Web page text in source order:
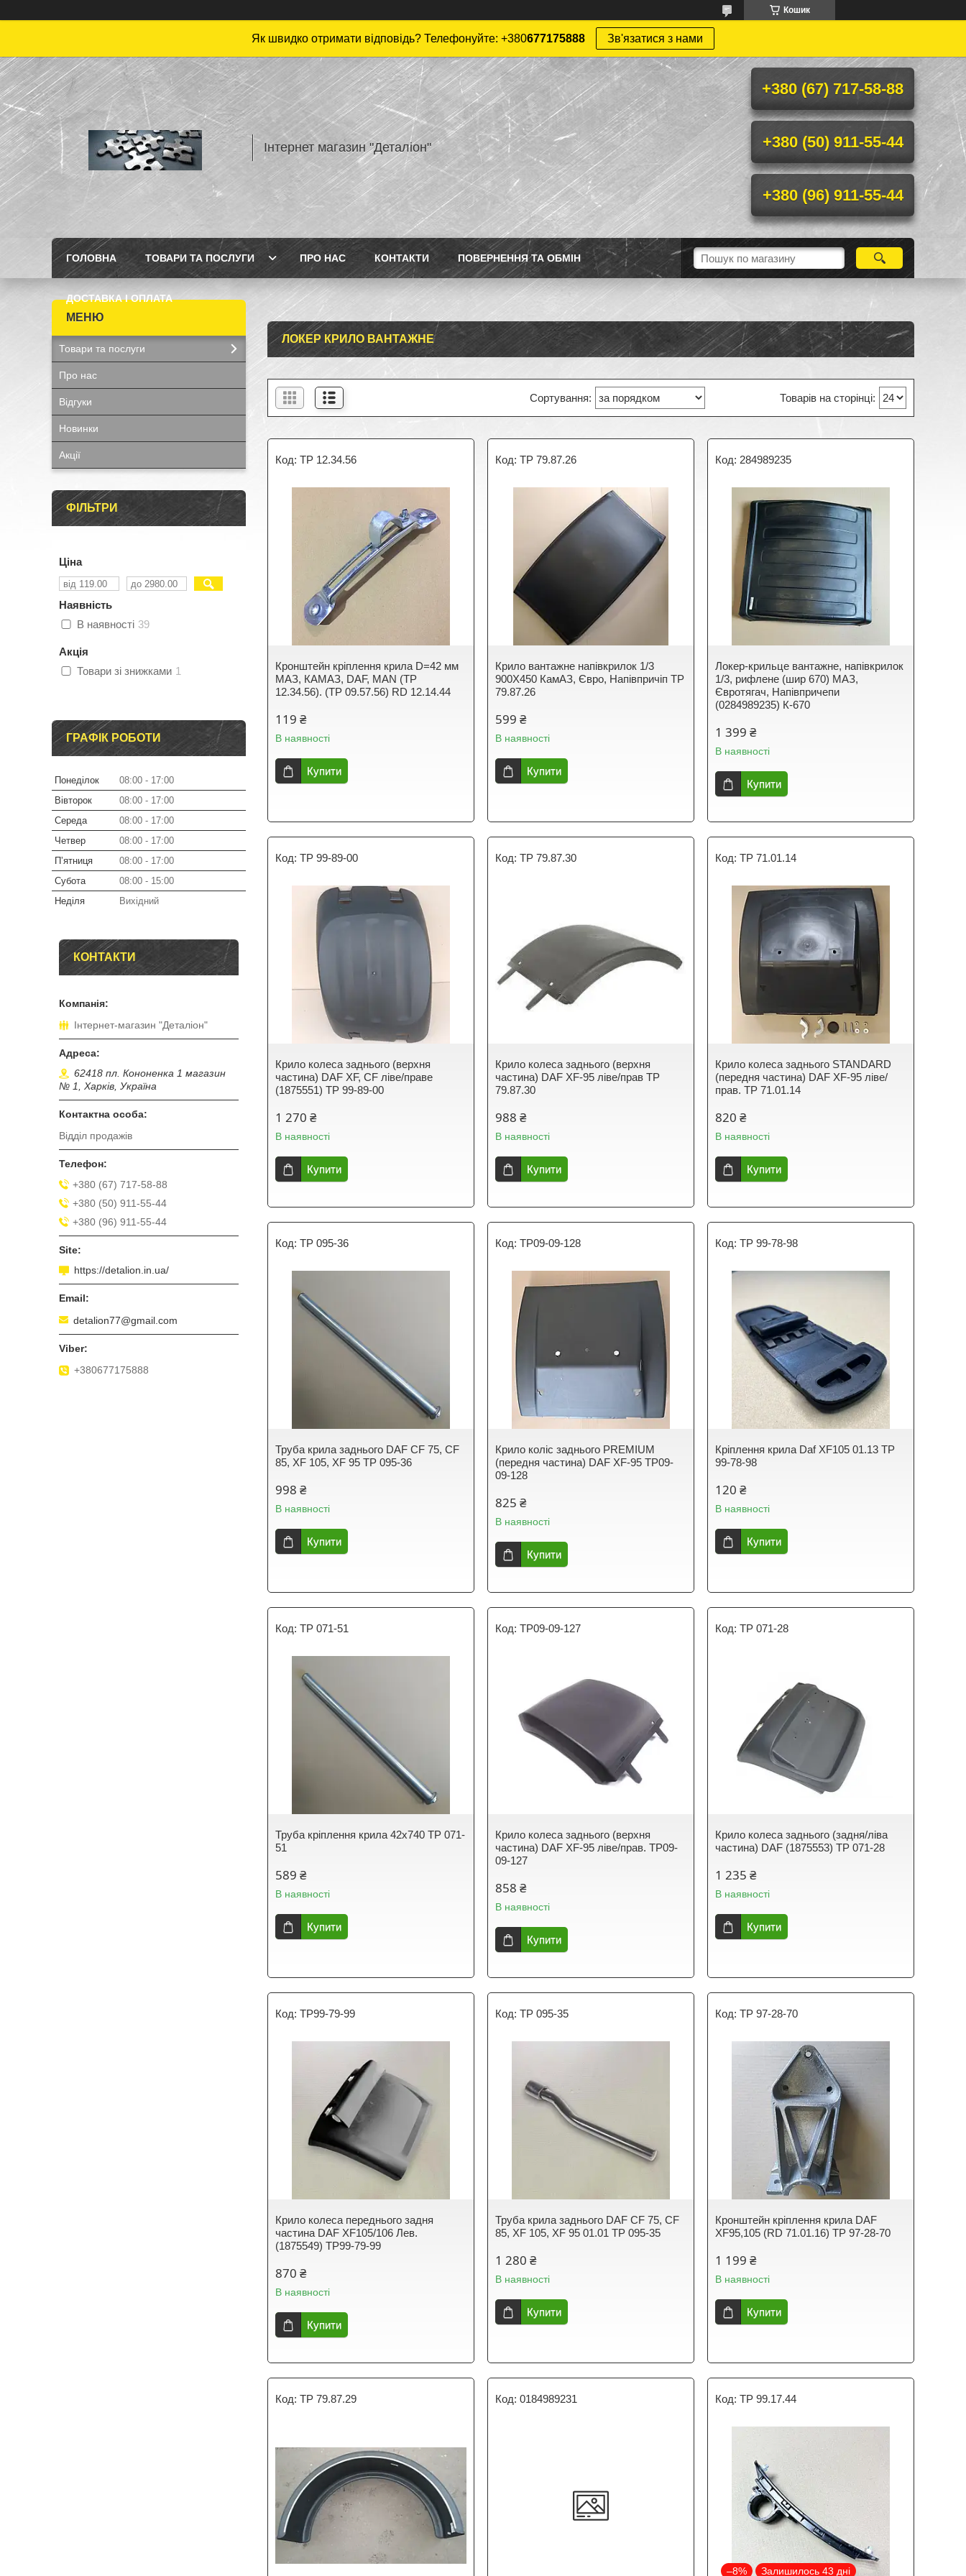
Кошик
Як швидко отримати відповідь? Телефонуйте: +380677175888 Зв'язатися з нами
Інтернет магазин "Деталіон"
+380 (67) 717-58-88
+380 (50) 911-55-44
+380 (96) 911-55-44
ГОЛОВНА ТОВАРИ ТА ПОСЛУГИ ПРО НАС КОНТАКТИ ПОВЕРНЕННЯ ТА ОБМІН
ДОСТАВКА І ОПЛАТА
ЛОКЕР КРИЛО ВАНТАЖНЕ
TP 12.34.56
Кронштейн кріплення крила D=42 мм
МАЗ, КАМАЗ, DAF, MAN (TP
12.34.56). (TP 09.57.56) RD 12.14.44
119 ₴
В наявності
Купити
TP 79.87.26
Крило вантажне напівкрилок 1/3
900X450 КамАЗ, Євро, Напівпричіп TP
79.87.26
599 ₴
В наявності
Купити
284989235
Локер-крильце вантажне, напівкрилок
1/3, рифлене (шир 670) МАЗ,
Євротягач, Напівпричепи
(0284989235) К-670
1 399 ₴
В наявності
Купити
TP 99-89-00
Крило колеса заднього (верхня
частина) DAF XF, CF ліве/праве
(1875551) TP 99-89-00
1 270 ₴
В наявності
Купити
TP 79.87.30
Крило колеса заднього (верхня
частина) DAF XF-95 ліве/прав TP
79.87.30
988 ₴
В наявності
Купити
TP 71.01.14
Крило колеса заднього STANDARD
(передня частина) DAF XF-95 ліве/
прав. TP 71.01.14
820 ₴
В наявності
Купити
TP 095-36
Труба крила заднього DAF CF 75, CF
85, XF 105, XF 95 TP 095-36
998 ₴
В наявності
Купити
TP09-09-128
Крило коліс заднього PREMIUM
(передня частина) DAF XF-95 TP09-
09-128
825 ₴
В наявності
Купити
TP 99-78-98
Кріплення крила Daf XF105 01.13 TP
99-78-98
120 ₴
В наявності
Купити
TP 071-51
Труба кріплення крила 42х740 TP 071-
51
589 ₴
В наявності
Купити
TP09-09-127
Крило колеса заднього (верхня
частина) DAF XF-95 ліве/прав. TP09-
09-127
858 ₴
В наявності
Купити
TP 071-28
Крило колеса заднього (задня/ліва
частина) DAF (1875553) TP 071-28
1 235 ₴
В наявності
Купити
TP99-79-99
Крило колеса переднього задня
частина DAF XF105/106 Лев.
(1875549) TP99-79-99
870 ₴
В наявності
Купити
TP 095-35
Труба крила заднього DAF CF 75, CF
85, XF 105, XF 95 01.01 TP 095-35
1 280 ₴
В наявності
Купити
TP 97-28-70
Кронштейн кріплення крила DAF
XF95,105 (RD 71.01.16) TP 97-28-70
1 199 ₴
В наявності
Купити
TP 79.87.29 0184989231 TP 99.17.44
–8% Залишилось 43 дні
Товари та послуги
Про нас
Відгуки
Новинки
Акції
ФІЛЬТРИ
Ціна
Наявність
В наявності 39
Акція
Товари зі знижками 1
ГРАФІК РОБОТИ
Понеділок 08:00
17:00
Вівторок
08:00
17:00
Середа
08:00
17:00
Четвер
08:00
17:00
Пʼятниця
08:00
17:00
Субота
08:00
15:00
Неділя
Вихідний
КОНТАКТИ
Інтернет-магазин "Деталіон"
62418 пл. Кононенка 1 магазин
№ 1, Харків, Україна
Відділ продажів
+380 (67) 717-58-88
+380 (50) 911-55-44
+380 (96) 911-55-44
https://detalion.in.ua/
detalion77@gmail.com
+380677175888